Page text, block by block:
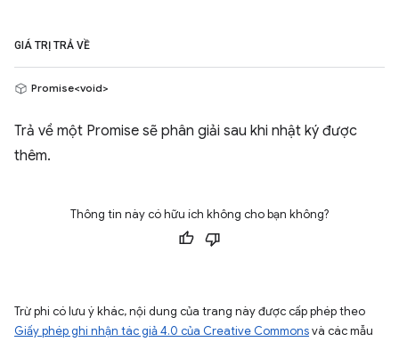
GIÁ TRỊ TRẢ VỀ
Promise<void>
Trả về một Promise sẽ phân giải sau khi nhật ký được
thêm.
Thông tin này có hữu ích không cho bạn không?
Trừ phi có lưu ý khác, nội dung của trang này được cấp phép theo
Giấy phép ghi nhận tác giả 4.0 của Creative Commonsvà các mẫu